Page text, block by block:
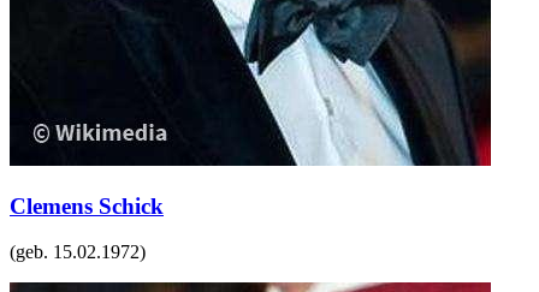
Clemens Schick
(geb. 15.02.1972)